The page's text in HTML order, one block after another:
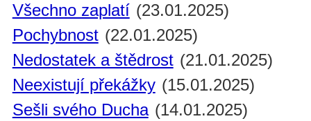
Všechno zaplatí (23.01.2025)
Pochybnost (22.01.2025)
Nedostatek a štědrost (21.01.2025)
Neexistují překážky (15.01.2025)
Sešli svého Ducha (14.01.2025)